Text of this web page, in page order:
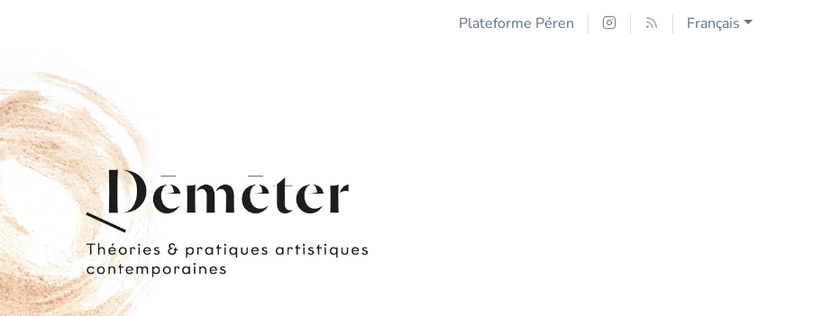
Plateforme Péren Français